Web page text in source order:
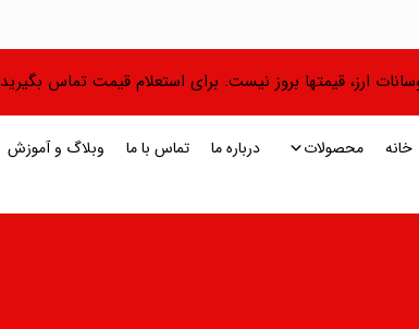
ارز، قیمتها بروز نیست. برای استعلام قیمت تماس بگیرید
خانه محصولات درباره ما تماس با ما وبلاگ و آموزش